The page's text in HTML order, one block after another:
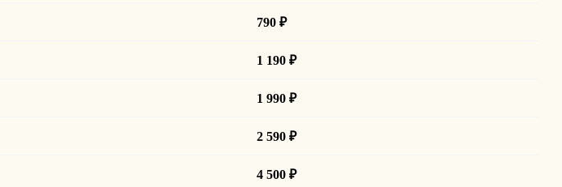
790 ₽
1 190 ₽
1 990 ₽
2 590 ₽
4 500 ₽